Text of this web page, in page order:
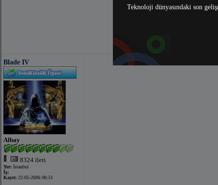
Teknoloji dünyasındaki son
Blade IV
Albay
8324 ileti
Yer: İstanbul
İş:
Kayıt: 22-05-2006 06:51